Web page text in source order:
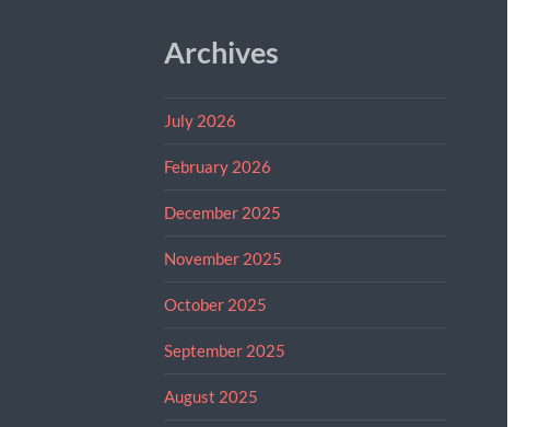
Archives
July 2026
February 2026
December 2025
November 2025
October 2025
September 2025
August 2025